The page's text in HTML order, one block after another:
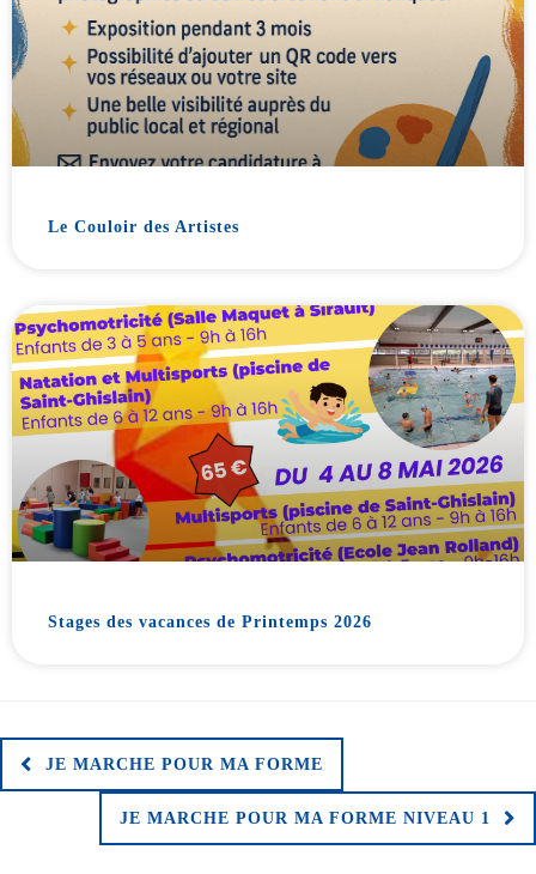
Le Couloir des Artistes
Stages des vacances de Printemps 2026
JE MARCHE POUR MA FORME
JE MARCHE POUR MA FORME NIVEAU 1